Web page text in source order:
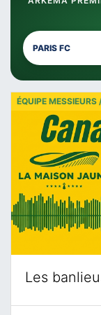
PARIS FC
Les
ÉQUIPE